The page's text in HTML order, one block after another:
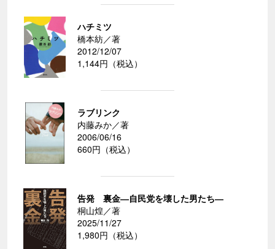
ハチミツ
橋本紡／著
2012/12/07
1,144円（税込）
ラブリンク
内藤みか／著
2006/06/16
660円（税込）
告発 裏金―自民党を壊した男たち―
桐山煌／著
2025/11/27
1,980円（税込）